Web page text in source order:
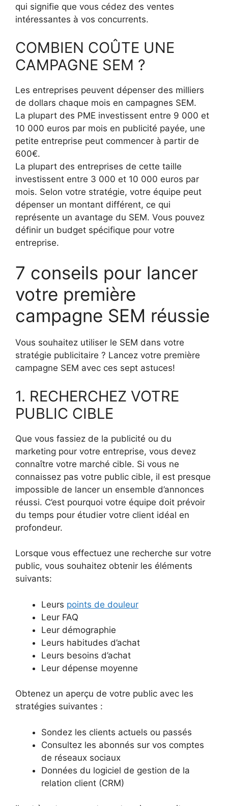
qui signifie que vous cédez des ventes
intéressantes à vos concurrents.
COMBIEN COÛTE UNE
CAMPAGNE SEM ?
Les entreprises peuvent dépenser des milliers
de dollars chaque mois en campagnes SEM.
La plupart des PME investissent entre 9 000 et
10 000 euros par mois en publicité payée, une
petite entreprise peut commencer à partir de
600€.
La plupart des entreprises de cette taille
investissent entre 3 000 et 10 000 euros par
mois. Selon votre stratégie, votre équipe peut
dépenser un montant différent, ce qui
représente un avantage du SEM. Vous pouvez
définir un budget spécifique pour votre
entreprise.
7 conseils pour lancer
votre première
campagne SEM réussie
Vous souhaitez utiliser le SEM dans votre
stratégie publicitaire ? Lancez votre première
campagne SEM avec ces sept astuces!
1. RECHERCHEZ VOTRE
PUBLIC CIBLE
Que vous fassiez de la publicité ou du
marketing pour votre entreprise, vous devez
connaître votre marché cible. Si vous ne
connaissez pas votre public cible, il est presque
impossible de lancer un ensemble d’annonces
réussi. C’est pourquoi votre équipe doit prévoir
du temps pour étudier votre client idéal en
profondeur.
Lorsque vous effectuez une recherche sur votre
public, vous souhaitez obtenir les éléments
suivants:
Leurs points de douleur
Leur FAQ
Leur démographie
Leurs habitudes d’achat
Leurs besoins d’achat
Leur dépense moyenne
Obtenez un aperçu de votre public avec les
stratégies suivantes :
Sondez les clients actuels ou passés
Consultez les abonnés sur vos comptes
de réseaux sociaux
Données du logiciel de gestion de la
relation client (CRM)